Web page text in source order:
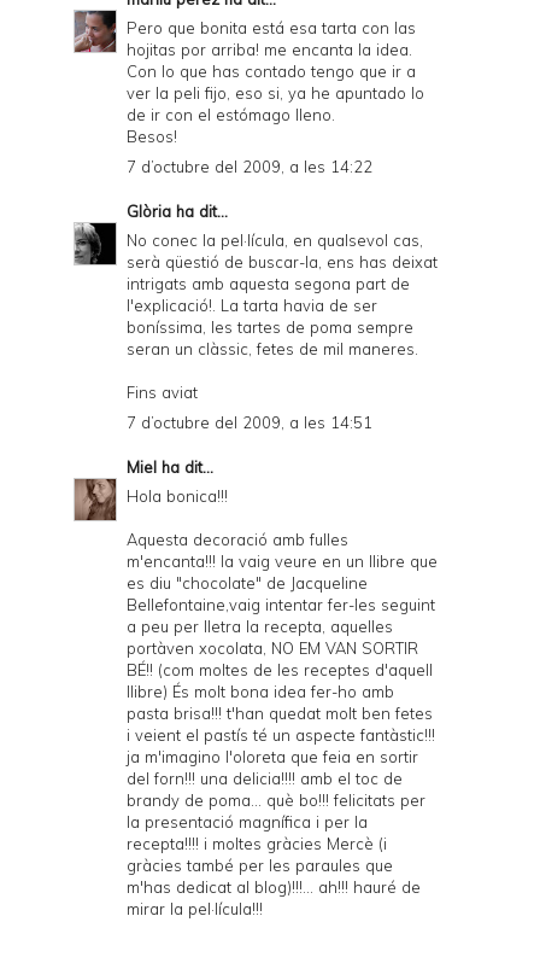
Pero que bonita está esa tarta con las
hojitas por arriba! me encanta la idea.
Con lo que has contado tengo que ir a
ver la peli fijo, eso si, ya he apuntado lo
de ir con el estómago lleno.
Besos!
7 d’octubre del 2009, a les 14:22
Glòria ha dit...
No conec la pel·lícula, en qualsevol cas,
serà qüestió de buscar-la, ens has deixat
intrigats amb aquesta segona part de
l'explicació!. La tarta havia de ser
boníssima, les tartes de poma sempre
seran un clàssic, fetes de mil maneres.
Fins aviat
7 d’octubre del 2009, a les 14:51
Miel ha dit...
Hola bonica!!!
Aquesta decoració amb fulles
m'encanta!!! la vaig veure en un llibre que
es diu "chocolate" de Jacqueline
Bellefontaine,vaig intentar fer-les seguint
a peu per lletra la recepta, aquelles
portàven xocolata, NO EM VAN SORTIR
BÉ!! (com moltes de les receptes d'aquell
llibre) És molt bona idea fer-ho amb
pasta brisa!!! t'han quedat molt ben fetes
i veient el pastís té un aspecte fantàstic!!!
ja m'imagino l'oloreta que feia en sortir
del forn!!! una delicia!!!! amb el toc de
brandy de poma... què bo!!! felicitats per
la presentació magnífica i per la
recepta!!!! i moltes gràcies Mercè (i
gràcies també per les paraules que
m'has dedicat al blog)!!!... ah!!! hauré de
mirar la pel·lícula!!!